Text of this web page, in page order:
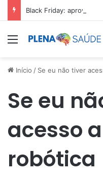
Black Friday: aproveite
Menu
Início / Se eu não tiver
Se eu
acesso
robótica